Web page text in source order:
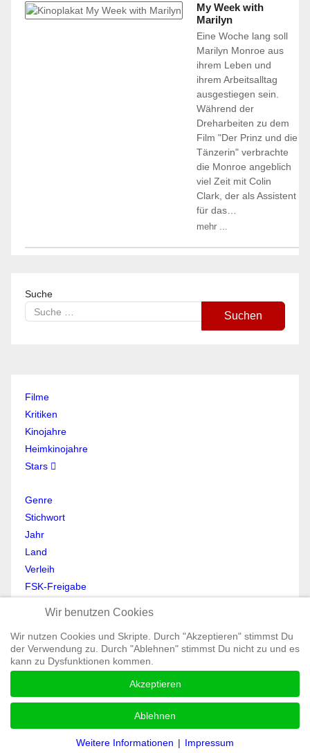
My Week with
Marilyn
Eine Woche lang soll
Marilyn Monroe aus
ihrem Leben und
ihrem Arbeitsalltag
ausgestiegen sein.
Während der
Dreharbeiten zu dem
Film "Der Prinz und die
Tänzerin" verbrachte
die Monroe angeblich
viel Zeit mit Colin
Clark, der als Assistent
für das…
mehr ...
Suche
Suchen
Filme
Kritiken
Kinojahre
Heimkinojahre
Stars
Genre
Stichwort
Jahr
Land
Verleih
FSK-Freigabe
Mein Profil
Registrieren
All Rights reserved © Moviewolf 2026
Impressum
Wir benutzen Cookies
Wir nutzen Cookies und Skripte. Durch "Akzeptieren" stimmst Du
der Verwendung zu. Durch "Ablehnen" stimmst Du nicht zu und es
kann zu Dysfunktionen kommen.
Akzeptieren
Ablehnen
Weitere Informationen | Impressum